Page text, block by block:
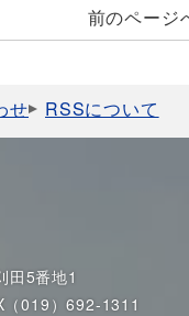
前のページ
せ RSSについて
5番地1
（019）692-1311